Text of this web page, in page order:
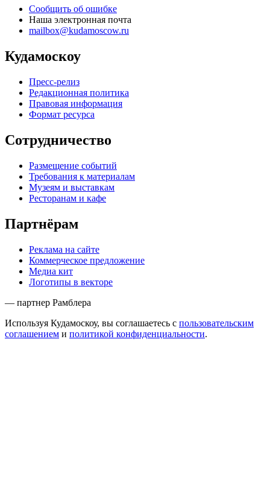
Сообщить об ошибке
Наша электронная почта
mailbox@kudamoscow.ru
Кудамоскоу
Пресс-релиз
Редакционная политика
Правовая информация
Формат ресурса
Сотрудничество
Размещение событий
Требования к материалам
Музеям и выставкам
Ресторанам и кафе
Партнёрам
Реклама на сайте
Коммерческое предложение
Медиа кит
Логотипы в векторе
— партнер Рамблера
Используя Кудамоскоу, вы соглашаетесь с пользовательским
соглашением и политикой конфиденциальности.